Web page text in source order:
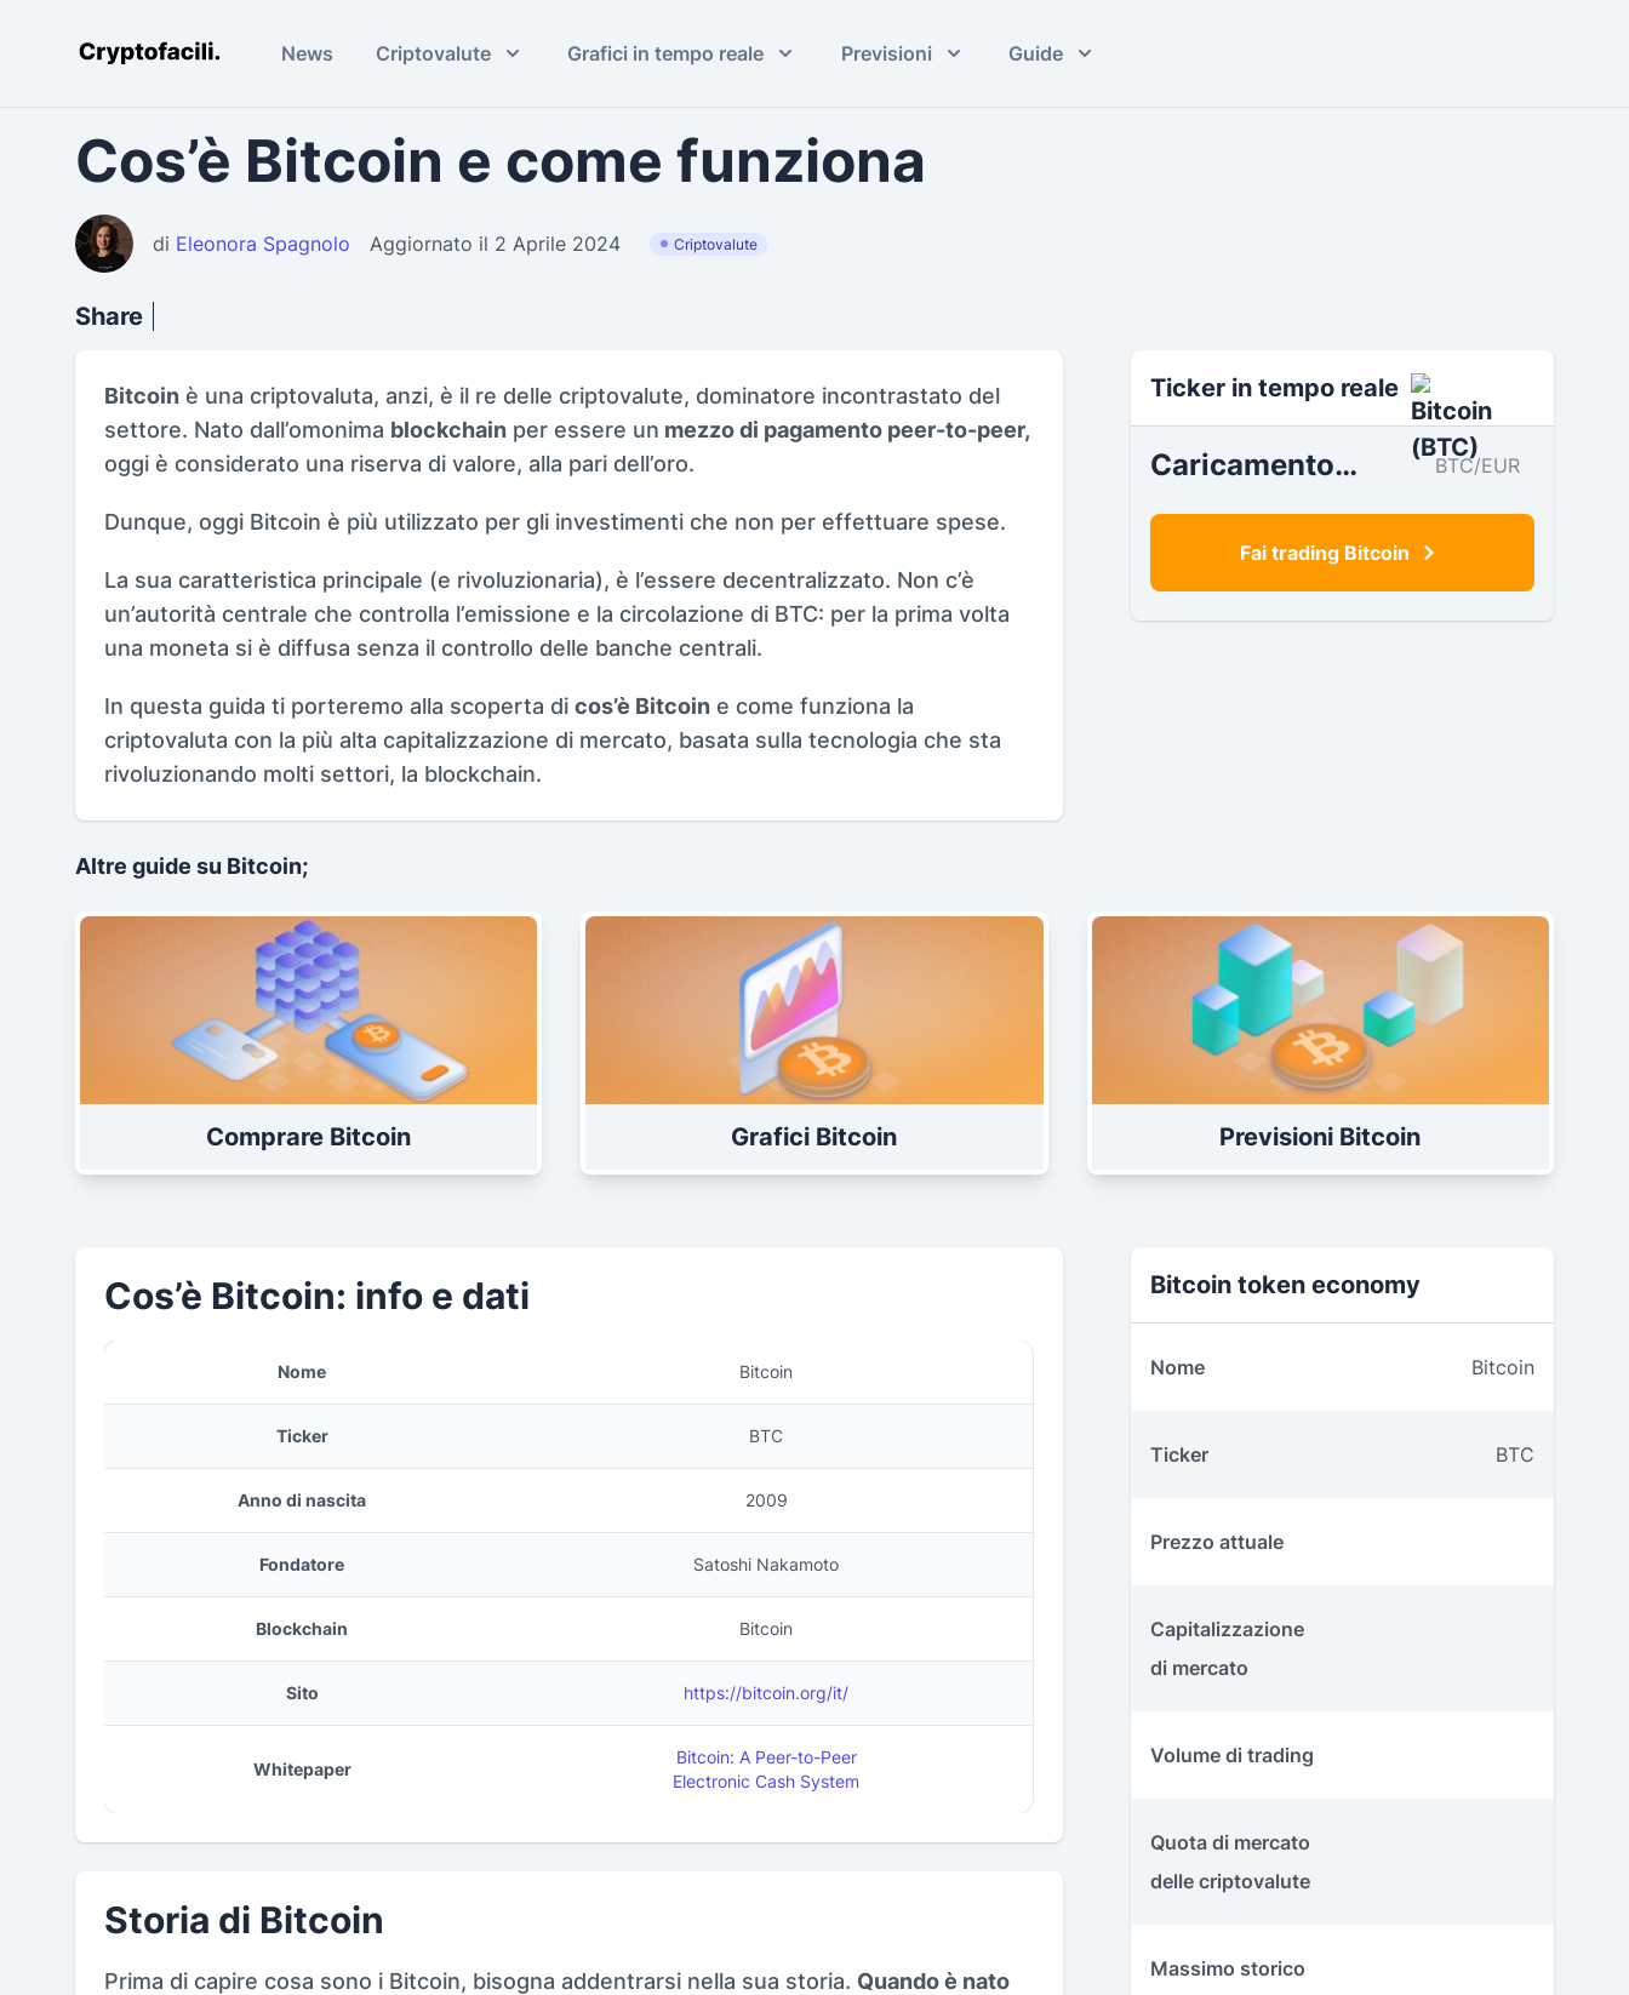
Cryptofacili.com News Criptovalute Grafici in tempo reale Previsioni Guide
Cos’è Bitcoin e come funziona
di Eleonora Spagnolo Aggiornato il 2 Aprile 2024 Criptovalute
Share
Bitcoin è una criptovaluta, anzi, è il re delle criptovalute, dominatore incontrastato del
settore. Nato dall’omonima blockchain per essere un mezzo di pagamento peer-to-peer,
oggi è considerato una riserva di valore, alla pari dell’oro.
Dunque, oggi Bitcoin è più utilizzato per gli investimenti che non per effettuare spese.
La sua caratteristica principale (e rivoluzionaria), è l’essere decentralizzato. Non c’è
un’autorità centrale che controlla l’emissione e la circolazione di BTC: per la prima volta
una moneta si è diffusa senza il controllo delle banche centrali.
In questa guida ti porteremo alla scoperta di cos’è Bitcoin e come funziona la
criptovaluta con la più alta capitalizzazione di mercato, basata sulla tecnologia che sta
rivoluzionando molti settori, la blockchain.
Ticker in tempo reale
Caricamento… BTC/EUR
Fai trading Bitcoin
Altre guide su Bitcoin;
Comprare Bitcoin Grafici Bitcoin Previsioni Bitcoin
Cos’è Bitcoin: info e dati
Nome Bitcoin
Ticker BTC
Anno di nascita 2009
Fondatore Satoshi Nakamoto
Blockchain Bitcoin
Sito https://bitcoin.org/it/
Whitepaper
Bitcoin: A Peer-to-Peer
Electronic Cash System
Storia di Bitcoin
Prima di capire cosa sono i Bitcoin, bisogna addentrarsi nella sua storia. Quando è nato
Bitcoin Tokenomics
Bitcoin token economy
Nome Bitcoin
Ticker BTC
Prezzo attuale
Capitalizzazione
di mercato
Volume di trading
Quota di mercato
delle criptovalute
Massimo storico